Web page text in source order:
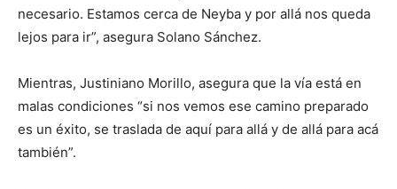
necesario. Estamos cerca de Neyba y por allá nos queda
lejos para ir”, asegura Solano Sánchez.
Mientras, Justiniano Morillo, asegura que la vía está en
malas condiciones “si nos vemos ese camino preparado
es un éxito, se traslada de aquí para allá y de allá para acá
también”.